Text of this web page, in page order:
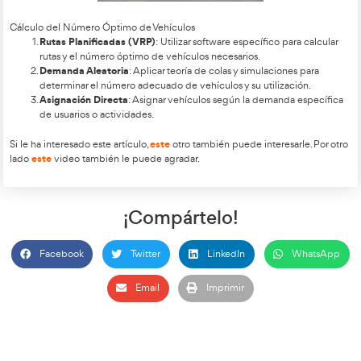
Beneficios de la Optimización de Rutas
Ahorro en Costos de Transporte
kilómetros recorridos y en el uso de combustible.
Reducción en Tiempos de Planificación:
generación de rutas considerando múltiples variables.
Incremento en la Capacidad para Gestionar